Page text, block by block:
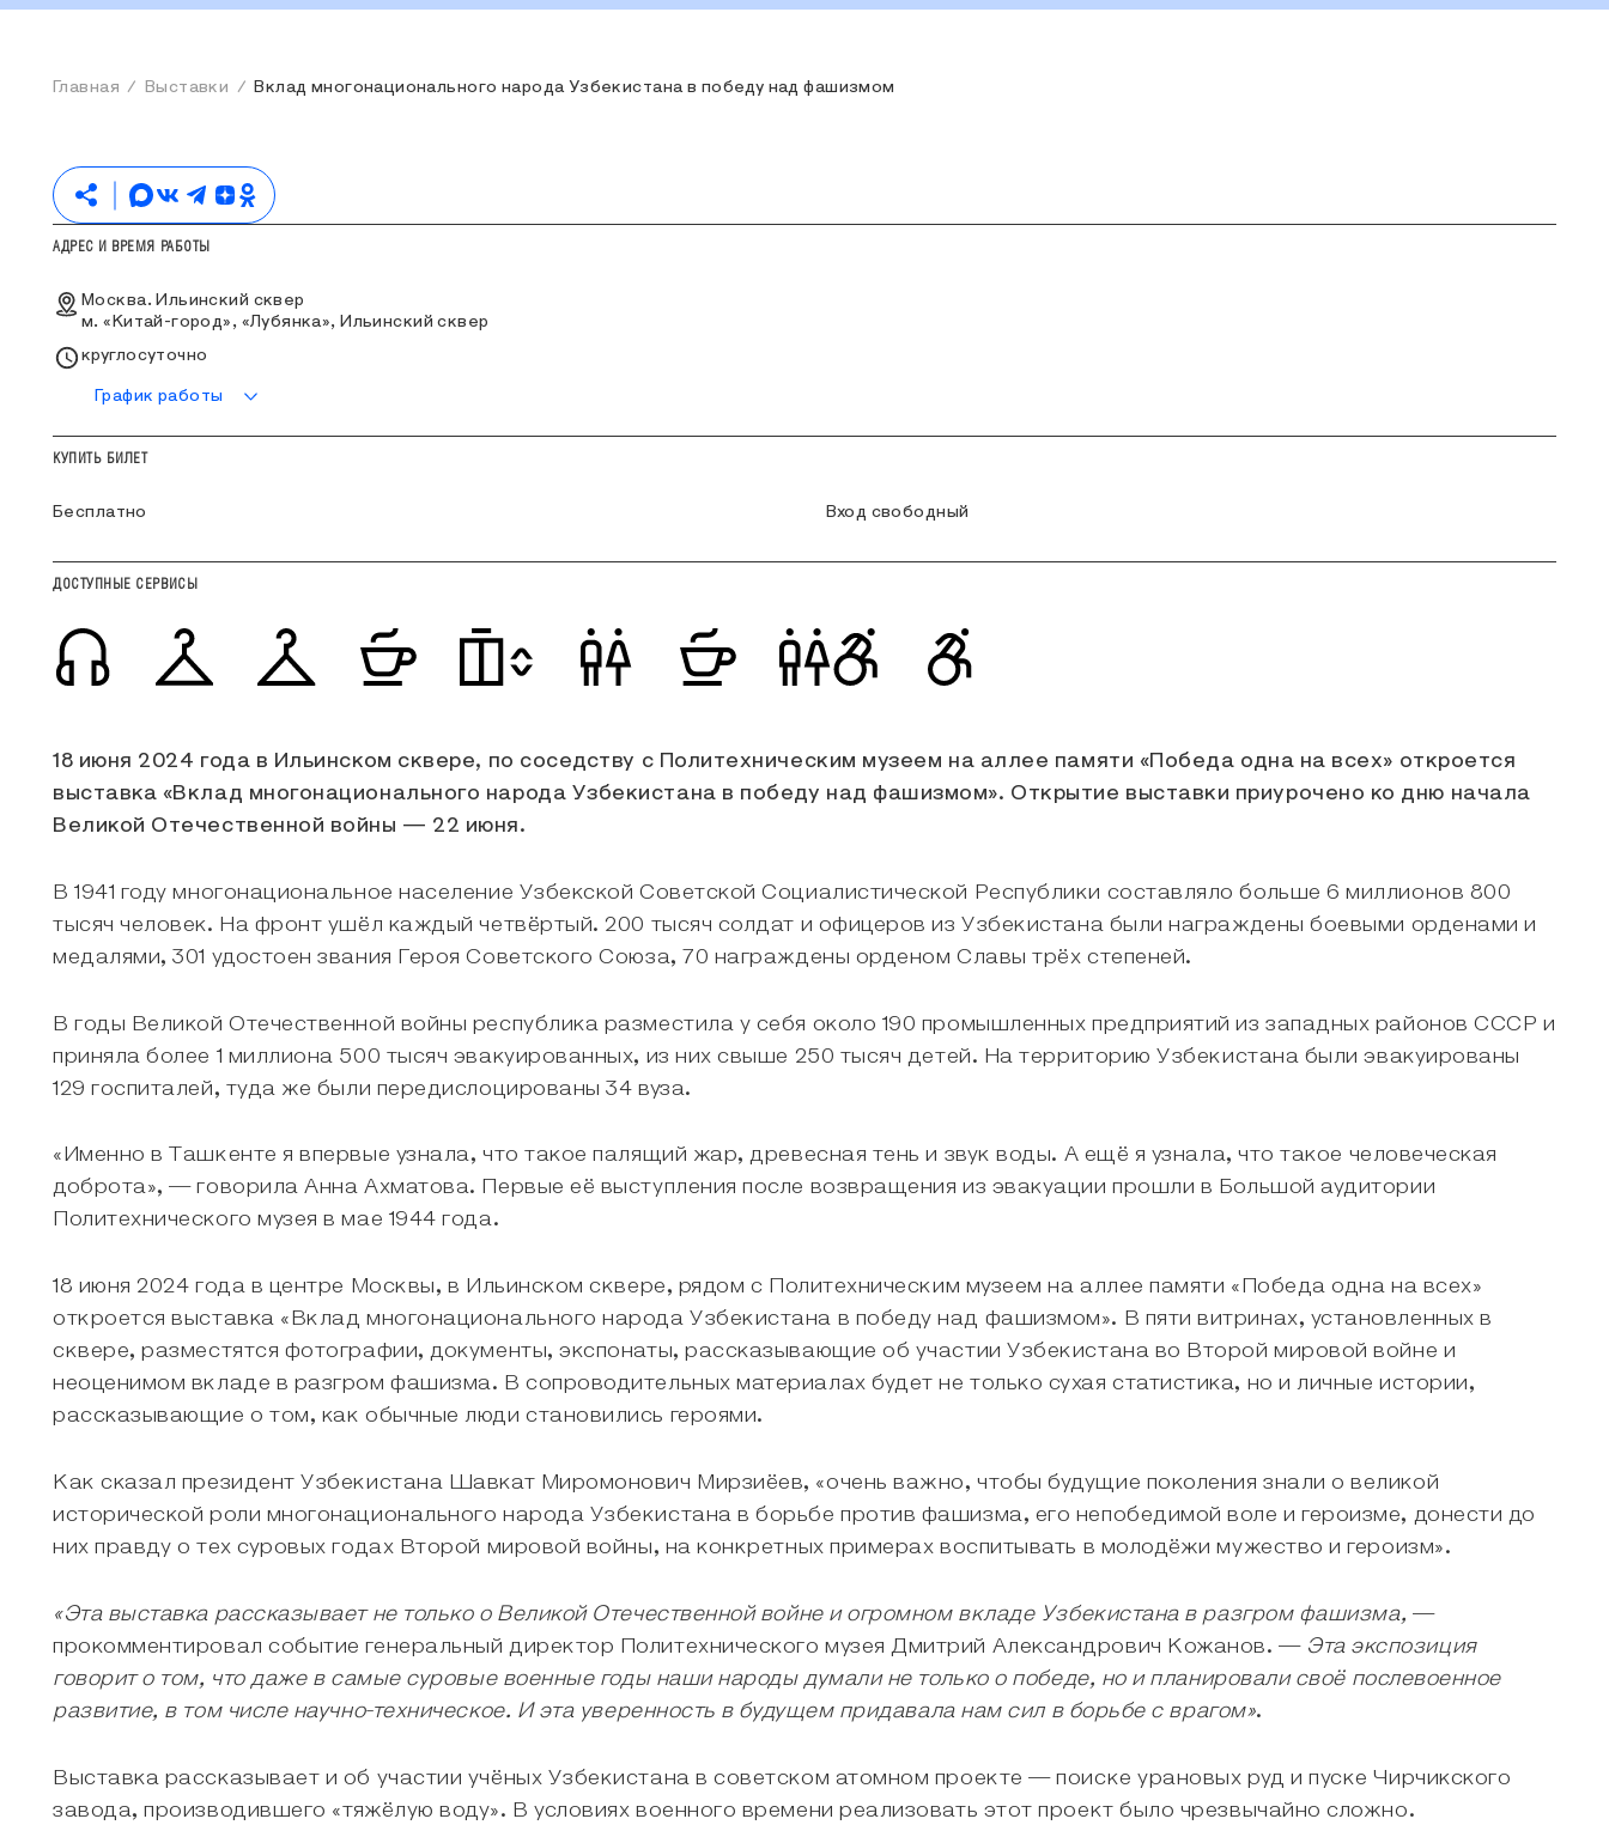
Главная Выставки Вклад многонационального народа Узбекистана в победу над фашизмом
18 июня 2024 года в Ильинском сквере, по соседству с Политехническим музеем на аллее памяти «Победа одна на всех» откроется
выставка «Вклад многонационального народа Узбекистана в победу над фашизмом». Открытие выставки приурочено ко дню начала
Великой Отечественной войны — 22 июня.
В 1941 году многонациональное население Узбекской Советской Социалистической Республики составляло больше 6 миллионов 800
тысяч человек. На фронт ушёл каждый четвёртый. 200 тысяч солдат и офицеров из Узбекистана были награждены боевыми орденами и
медалями, 301 удостоен звания Героя Советского Союза, 70 награждены орденом Славы трёх степеней.
В годы Великой Отечественной войны республика разместила у себя около 190 промышленных предприятий из западных районов СССР и
приняла более 1 миллиона 500 тысяч эвакуированных, из них свыше 250 тысяч детей. На территорию Узбекистана были эвакуированы
129 госпиталей, туда же были передислоцированы 34 вуза.
«Именно в Ташкенте я впервые узнала, что такое палящий жар, древесная тень и звук воды. А ещё я узнала, что такое человеческая
доброта», — говорила Анна Ахматова. Первые её выступления после возвращения из эвакуации прошли в Большой аудитории
Политехнического музея в мае 1944 года.
18 июня 2024 года в центре Москвы, в Ильинском сквере, рядом с Политехническим музеем на аллее памяти «Победа одна на всех»
откроется выставка «Вклад многонационального народа Узбекистана в победу над фашизмом». В пяти витринах, установленных в
сквере, разместятся фотографии, документы, экспонаты, рассказывающие об участии Узбекистана во Второй мировой войне и
неоценимом вкладе в разгром фашизма. В сопроводительных материалах будет не только сухая статистика, но и личные истории,
рассказывающие о том, как обычные люди становились героями.
Как сказал президент Узбекистана Шавкат Миромонович Мирзиёев, «очень важно, чтобы будущие поколения знали о великой
исторической роли многонационального народа Узбекистана в борьбе против фашизма, его непобедимой воле и героизме, донести до
них правду о тех суровых годах Второй мировой войны, на конкретных примерах воспитывать в молодёжи мужество и героизм».
«Эта выставка рассказывает не только о Великой Отечественной войне и огромном вкладе Узбекистана в разгром фашизма, —
прокомментировал событие генеральный директор Политехнического музея Дмитрий Александрович Кожанов. — Эта экспозиция
говорит о том, что даже в самые суровые военные годы наши народы думали не только о победе, но и планировали своё послевоенное
развитие, в том числе научно-техническое. И эта уверенность в будущем придавала нам сил в борьбе с врагом».
Выставка рассказывает и об участии учёных Узбекистана в советском атомном проекте — поиске урановых руд и пуске Чирчикского
завода, производившего «тяжёлую воду». В условиях военного времени реализовать этот проект было чрезвычайно сложно.
АДРЕС И ВРЕМЯ РАБОТЫ
Москва. Ильинский сквер
м. «Китай-город», «Лубянка», Ильинский сквер
круглосуточно
График работы
КУПИТЬ БИЛЕТ
Бесплатно Вход свободный
ДОСТУПНЫЕ СЕРВИСЫ